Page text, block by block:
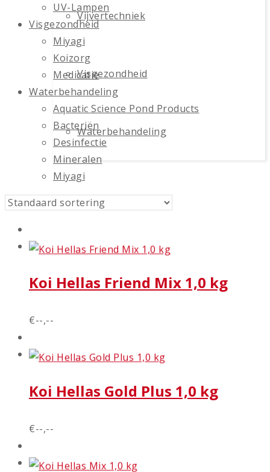
Vijvertechniek
Visgezondheid
Waterbehandeling
UV-Lampen
Visgezondheid
Miyagi
Koizorg
Medicatie
Waterbehandeling
Aquatic Science Pond Products
Bacteriën
Desinfectie
Mineralen
Miyagi
Koi Hellas Friend Mix 1,0 kg
€--,--
Koi Hellas Gold Plus 1,0 kg
€--,--